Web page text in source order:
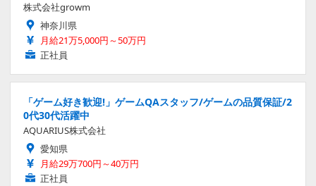
株式会社growm
神奈川県
月給21万5,000円～50万円
正社員
「ゲーム好き歓迎!」ゲームQAスタッフ/ゲームの品質保証/2
0代30代活躍中
AQUARIUS株式会社
愛知県
月給29万700円～40万円
正社員